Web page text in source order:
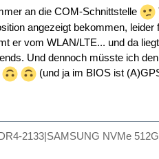
an die COM-Schnittstelle
angezeigt bekommen, leider
er vom WLAN/LTE... und da
Und dennoch müsste ich
(und ja im BIOS ist
2133|SAMSUNG NVMe